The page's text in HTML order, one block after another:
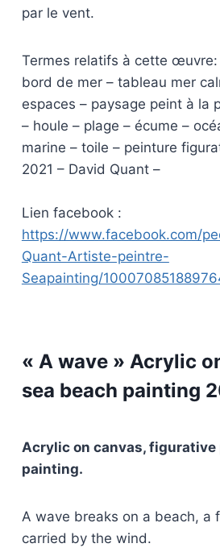
par le vent.
Termes relatifs à cette
bord de mer – tableau mer
espaces – paysage peint à la
– houle – plage – écume –
marine – toile – peinture
2021 – David Quant –
Lien facebook :
https://www.facebook.com/
Quant-Artiste-peintre-
Seapainting/
« A wave » Acrylic
sea beach painting
Acrylic on canvas, figurative
painting.
A wave breaks on a beach, a
carried by the wind.